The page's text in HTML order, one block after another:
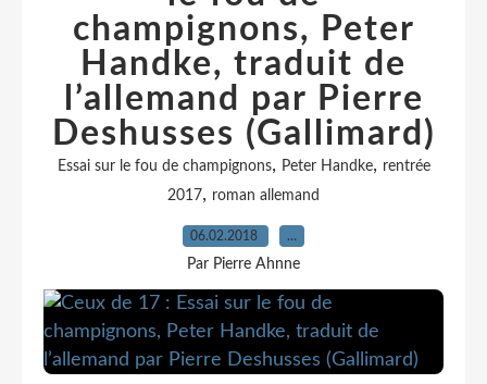
champignons, Peter
Handke, traduit de
l’allemand par Pierre
Deshusses (Gallimard)
Essai sur le fou de champignons, Peter Handke, rentrée
2017, roman allemand
06.02.2018 …
Par Pierre Ahnne